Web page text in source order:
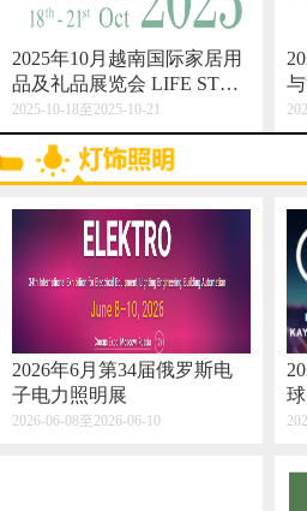
2025年10月越南国际家居用
品及礼品展览会 LIFE STYL
E VIETNAM 2025
2025-10-18至2025-10-21
M
2026年6月第34届俄罗斯电
子电力照明展
2026-06-08至2026-06-10